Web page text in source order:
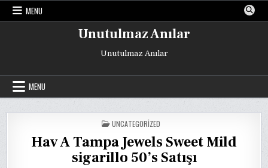
Skip
MENU
Unutulmaz Anılar
Unutulmaz Anılar
MENU
POSTED
IN
UNCATEGORIZED
Hav A Tampa Jewels Sweet Mild
sigarillo 50’s Satışı